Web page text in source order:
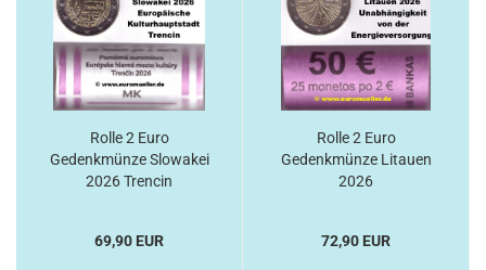
Rolle 2 Euro
Gedenkmünze Slowakei
2026 Trencin
69,90 EUR
Rolle 2 Euro
Gedenkmünze Litauen
2026
72,90 EUR